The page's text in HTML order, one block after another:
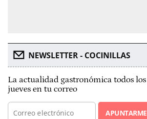
NEWSLETTER - COCINILLAS
La actualidad gastronómica todos los
jueves en tu correo
APUNTARME